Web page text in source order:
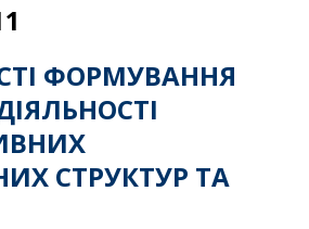
ФОРМУВАННЯ
СТРУКТУР ТА